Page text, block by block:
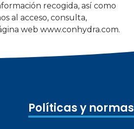
recogida, así como
al acceso, consulta,
web www.conhydra.com.
Políticas y normas